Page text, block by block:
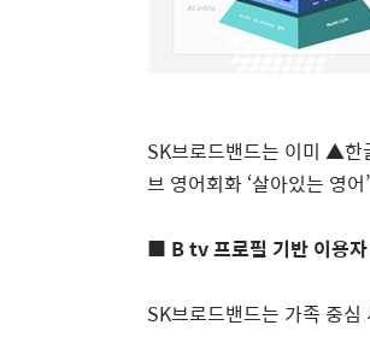
SK브로드밴드는 이미 ▲한
브 영어회화 ‘살아있는 영어
■ B tv프로필 기반 이용
SK브로드밴드는 가족 중심